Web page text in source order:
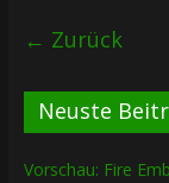
← Zurück
Neuste
Vorschau: Fire